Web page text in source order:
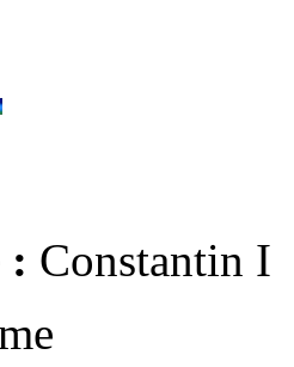
: Constantin I